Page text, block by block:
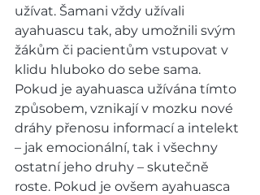
užívat. Šamani vždy užívali
ayahuascu tak, aby umožnili svým
žákům či pacientům vstupovat v
klidu hluboko do sebe sama.
Pokud je ayahuasca užívána tímto
způsobem, vznikají v mozku nové
dráhy přenosu informací a intelekt
– jak emocionální, tak i všechny
ostatní jeho druhy – skutečně
roste. Pokud je ovšem ayahuasca